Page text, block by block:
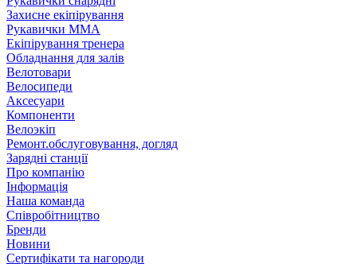
Захисне екіпірування
Рукавички ММА
Екіпірування тренера
Обладнання для залів
Велотовари
Велосипеди
Аксесуари
Компоненти
Велоэкіп
Ремонт.обслуговування, догляд
Зарядні станції
Про компанію
Інформація
Наша команда
Співробітництво
Бренди
Новини
Сертифікати та нагороди